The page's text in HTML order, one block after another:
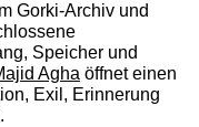
Gorki-Archiv und
Speicher und
Aghaöffnet einen
Exil, Erinnerung